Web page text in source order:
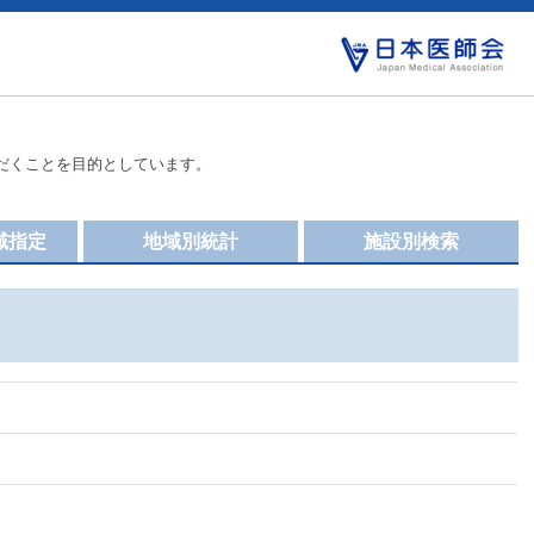
ことを目的としています。
施設別検索
地域別統計
指定